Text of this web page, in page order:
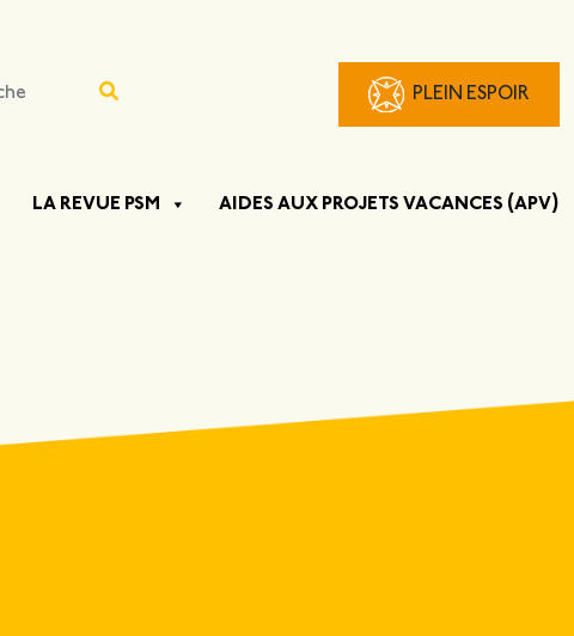
PLEIN ESPOIR
LA REVUE PSM AIDES AUX PROJETS VACANCES (APV)